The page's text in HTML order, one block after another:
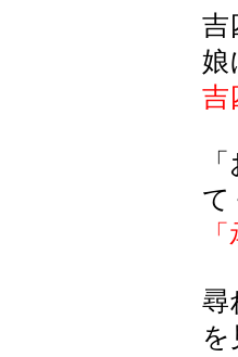
吉
娘
吉
て
尋
を